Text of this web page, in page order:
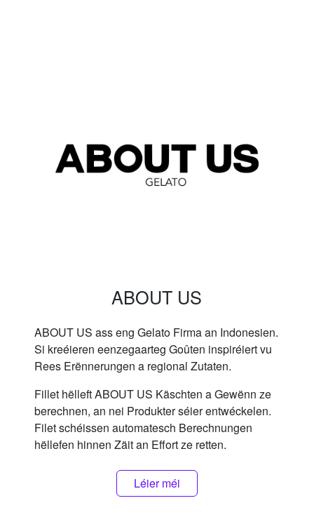
ABOUT US
ABOUT US ass eng Gelato Firma an Indonesien.
Si kreéieren eenzegaarteg Goûten inspiréiert vu
Rees Erënnerungen a regional Zutaten.
Fillet hëlleft ABOUT US Käschten a Gewënn ze
berechnen, an nei Produkter séier entwéckelen.
Filet schéissen automatesch Berechnungen
hëllefen hinnen Zäit an Effort ze retten.
Léier méi